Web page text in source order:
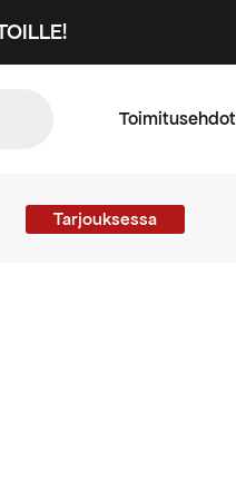
Toimitusehdot
Tarjouksessa